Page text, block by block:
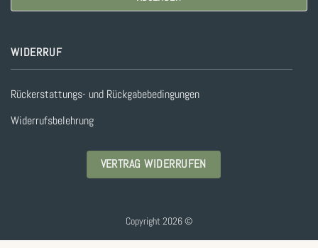
WIDERRUF
Rückerstattungs- und Rückgabebedingungen
Widerrufsbelehrung
VERTRAG WIDERRUFEN
Copyright 2026 ©